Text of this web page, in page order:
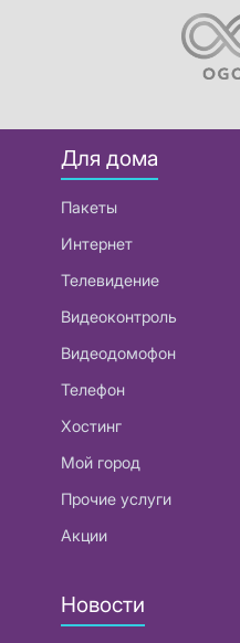
Для дома
Пакеты
Интернет
Телевидение
Видеоконтроль
Видеодомофон
Телефон
Хостинг
Мой город
Прочие услуги
Акции
Новости